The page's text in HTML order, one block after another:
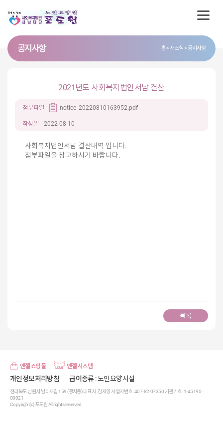
공지사항 홈 새소식 공지사항
2021년도 사회복지법인서남 결산
첨부파일 notice_20220810163952.pdf
작성일 2022-08-10
사회복지법인서남 결산내역 입니다.
첨부파일을 참고하시기 바랍니다.
목록
엔젤쇼핑몰 엔젤시스템
개인정보처리방침 급여종류: 노인요양시설
전라북도 남원시 밤티재길 159 (광치동) 대표자 : 김재영 사업자번호 : 407-82-07350 기관기호 : 1-45190-
00021
Copyright(c) 포도원 All rights reserved.